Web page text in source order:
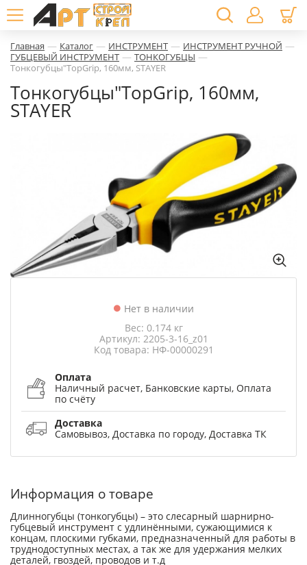
Главная — Каталог — ИНСТРУМЕНТ — ИНСТРУМЕНТ РУЧНОЙ —
ГУБЦЕВЫЙ ИНСТРУМЕНТ — ТОНКОГУБЦЫ —
Тонкогубцы"TopGrip, 160мм, STAYER
Тонкогубцы"TopGrip, 160мм,
STAYER
Нет в наличии
Вес: 0.174 кг
Артикул: 2205-3-16_z01
Код товара: НФ-00000291
Оплата
Наличный расчет, Банковские карты, Оплата
по счёту
Доставка
Самовывоз, Доставка по городу, Доставка ТК
Информация о товаре
Длинногубцы (тонкогубцы) – это слесарный шарнирно-
губцевый инструмент с удлинёнными, сужающимися к
концам, плоскими губками, предназначенный для работы в
труднодоступных местах, а так же для удержания мелких
деталей, гвоздей, проводов и т.д